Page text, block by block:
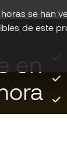
se han
de este
en